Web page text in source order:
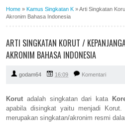
Home » Kamus Singkatan K »Arti Singkatan
Akronim Bahasa Indonesia
ARTI SINGKATAN KORUT /
AKRONIM BAHASA INDONESIA
godam64 16:09 Komentari
Korut adalah singkatan dari kata
apabila disingkat yaitu menjadi
merupakan singkatan/akronim resmi